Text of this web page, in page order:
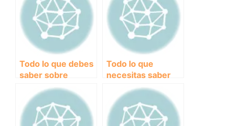
Todo lo que debes
saber sobre
collares
antiparasitarios
para proteger a tu
perro
Todo lo que
necesitas saber
desparasitantes
internos para tus
perros